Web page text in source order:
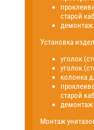
старой
демонтаж
Установка
уголок
уголок
колонка
старой
демонтаж
Монтаж